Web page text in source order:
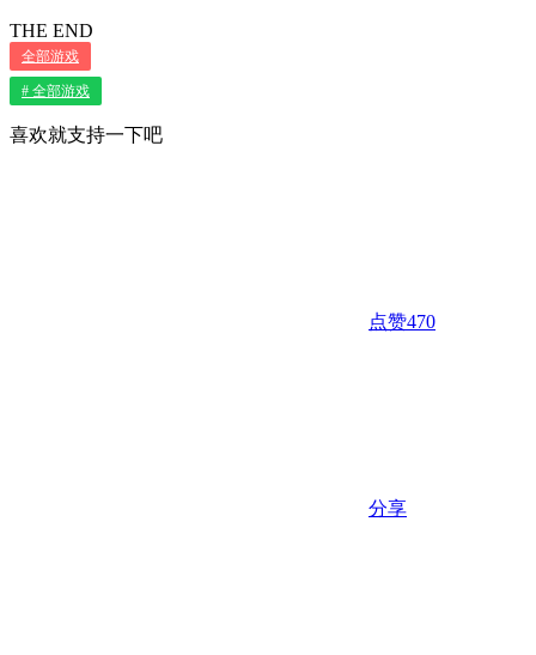
THE END
全部游戏
# 全部游戏
喜欢就支持一下吧
点赞470
分享